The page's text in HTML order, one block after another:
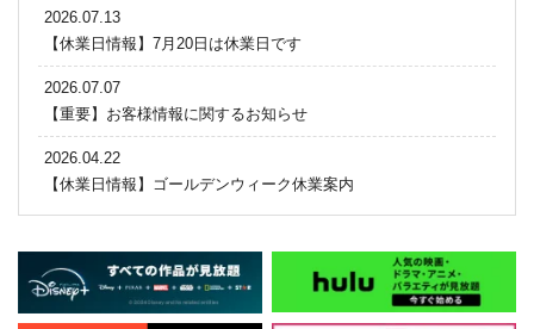
2026.07.13
【休業日情報】7月20日は休業日です
2026.07.07
【重要】お客様情報に関するお知らせ
2026.04.22
【休業日情報】ゴールデンウィーク休業案内